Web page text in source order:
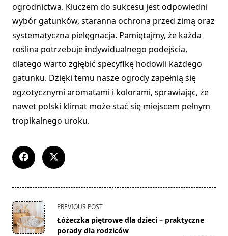
ogrodnictwa. Kluczem do sukcesu jest odpowiedni
wybór gatunków, staranna ochrona przed zimą oraz
systematyczna pielęgnacja. Pamiętajmy, że każda
roślina potrzebuje indywidualnego podejścia,
dlatego warto zgłębić specyfikę hodowli każdego
gatunku. Dzięki temu nasze ogrody zapełnią się
egzotycznymi aromatami i kolorami, sprawiając, że
nawet polski klimat może stać się miejscem pełnym
tropikalnego uroku.
<span
class="nav-
subtitle
PREVIOUS POST
Łóżeczka piętrowe dla dzieci – praktyczne
porady dla rodziców